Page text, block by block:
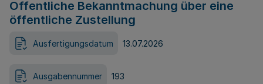
Öffentliche Bekanntmachung über eine
öffentliche Zustellung
Ausfertigungsdatum 13.07.2026
Ausgabennummer 193